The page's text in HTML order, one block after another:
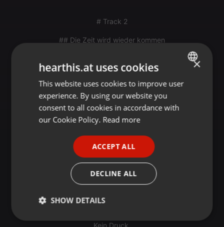
# Track 2
## Die Zeit wird wieder kommen
Der zweite Song schlägt einen völlig anderen Ton an.
Er ist keine Analyse.
Ein Lied, das sagt:
„Wir verstehen.“
Kein Druck.
ENGLISH
GERMAN
×
hearthis.at uses cookies
This website uses cookies to improve user
experience. By using our website you
consent to all cookies in accordance with
our Cookie Policy. Read more
ACCEPT ALL
DECLINE ALL
SHOW DETAILS
Strictly
Targeting Functionality